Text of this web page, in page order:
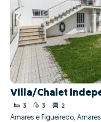
Villa/Chalet
3 3 2
Amares e Figueiredo,